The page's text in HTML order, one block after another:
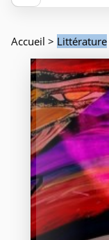
Accueil > Littérature